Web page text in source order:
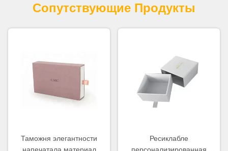
Сопутствующие Продукты
Таможня элегантности
напечатала материал
Ресиклабле
персонализированная